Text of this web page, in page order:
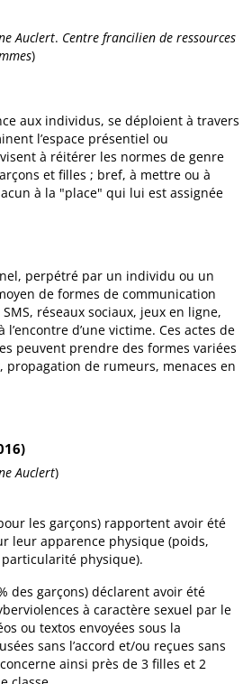
Auclert. Centre francilien de ressources
)
aux individus, se déploient à travers
l’espace présentiel ou
à réitérer les normes de genre
et filles ; bref, à mettre ou à
à la "place" qui lui est assignée
perpétré par un individu ou un
de formes de communication
réseaux sociaux, jeux en ligne,
d’une victime. Ces actes de
peuvent prendre des formes variées
propagation de rumeurs, menaces en
Auclert)
les garçons) rapportent avoir été
leur apparence physique (poids,
physique).
des garçons) déclarent avoir été
à caractère sexuel par le
ou textos envoyées sous la
sans l’accord et/ou reçues sans
ainsi près de 3 filles et 2